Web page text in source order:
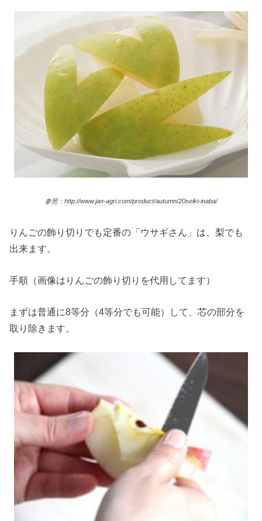
参照：http://www.jan-agri.com/product/autumn/20seiki-inaba/
りんごの飾り切りでも定番の「ウサギさん」は、梨でも
出来ます。
手順（画像はりんごの飾り切りを代用してます）
まずは普通に8等分（4等分でも可能）して、芯の部分を
取り除きます。